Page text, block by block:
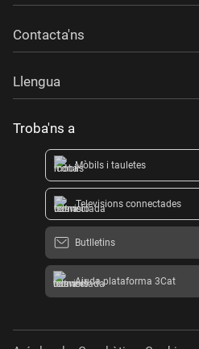
Contacta'ns
Llengua
Troba'ns a
Mòbils i tauletes
Televisions connectades
Butlletins
Ajuda plataforma 3Cat